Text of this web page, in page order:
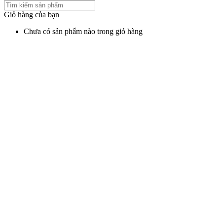
Giỏ hàng của bạn
Chưa có sản phẩm nào trong giỏ hàng